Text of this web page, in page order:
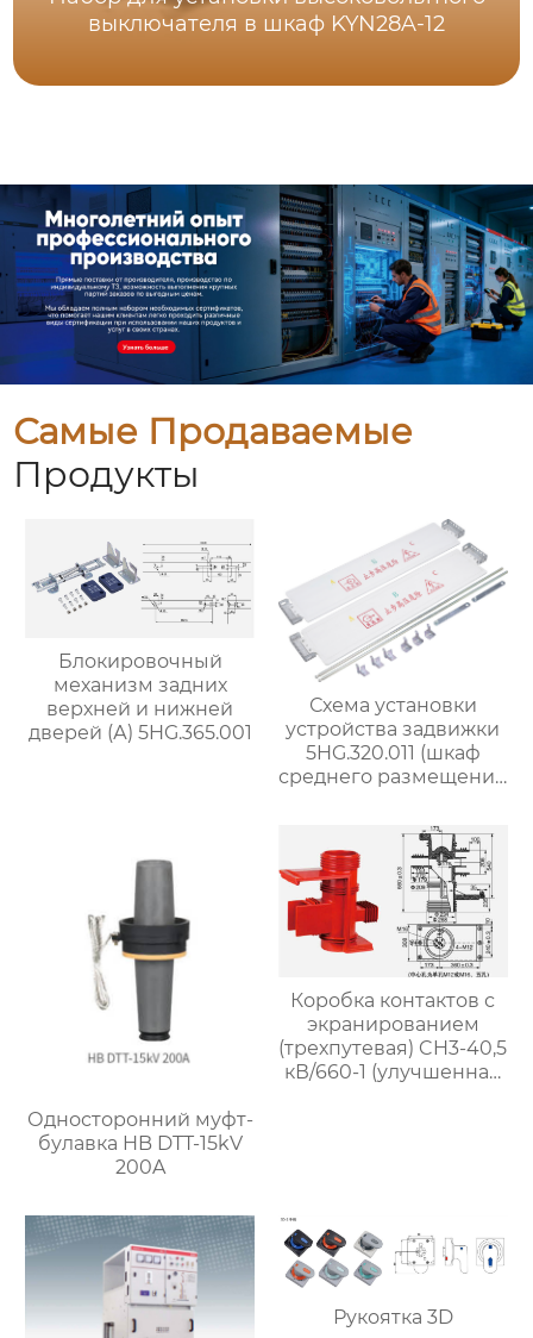
выключателя в шкаф KYN28A-12
Самые Продаваемые
Продукты
Блокировочный
механизм задних
верхней и нижней
дверей (А) 5HG.365.001
Схема установки
устройства задвижки
5HG.320.011 (шкаф
среднего размещения
1000 мм)
Односторонний муфт-
булавка HB DTT-15kV
200A
Коробка контактов с
экранированием
(трехпутевая) CH3-40,5
кВ/660-1 (улучшенная
Рукоятка 3D